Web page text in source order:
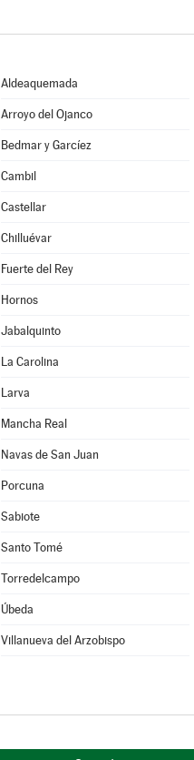
Aldeaquemada
Arroyo del Ojanco
Bedmar y Garcíez
Cambil
Castellar
Chilluévar
Fuerte del Rey
Hornos
Jabalquinto
La Carolina
Larva
Mancha Real
Navas de San Juan
Porcuna
Sabiote
Santo Tomé
Torredelcampo
Úbeda
Villanueva del Arzobispo